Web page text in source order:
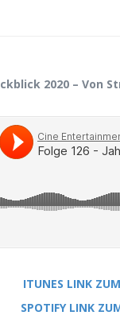
2020 – Von
ITUNES LINK
SPOTIFY LINK